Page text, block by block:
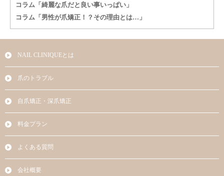
コラム「綺麗な爪だと良い事いっぱい」
コラム「男性が爪矯正！？その理由とは…」
NAIL CLINIQUEとは
爪のトラブル
自爪矯正・深爪矯正
料金プラン
よくある質問
会社概要